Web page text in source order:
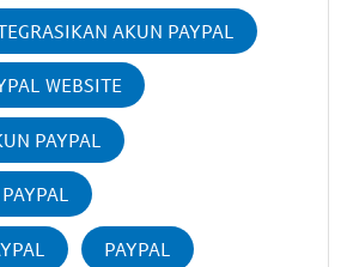
AKUN PAYPAL
WEBSITE
PAYPAL
PAYPAL